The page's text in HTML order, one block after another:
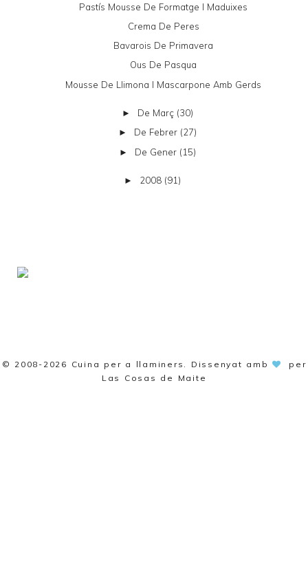
Pastís Mousse De Formatge I Maduixes
Crema De Peres
Bavarois De Primavera
Ous De Pasqua
Mousse De Llimona I Mascarpone Amb Gerds
► De Març (30)
► De Febrer (27)
► De Gener (15)
► 2008 (91)
© 2008-2026 Cuina per a llaminers . Dissenyat amb
per
Las Cosas de Maite